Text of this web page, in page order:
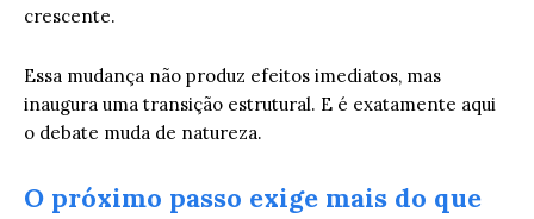
crescente.
Essa mudança não produz efeitos imediatos, mas
inaugura uma transição estrutural. E é exatamente aqui
o debate muda de natureza.
O próximo passo exige mais do que